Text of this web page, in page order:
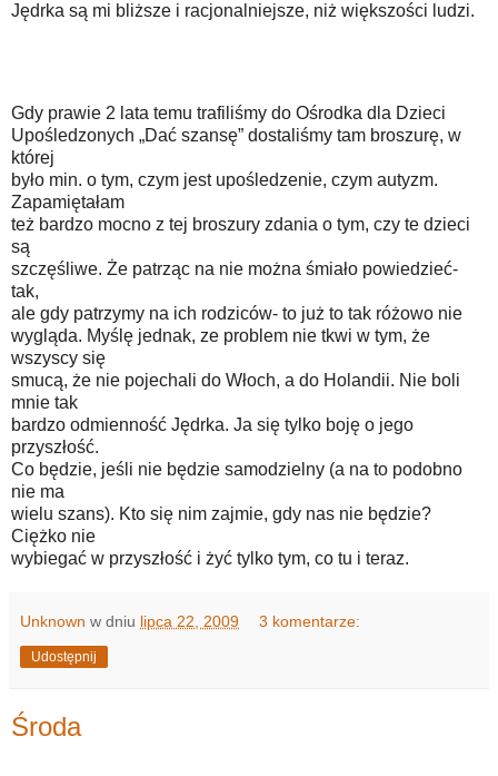
Jędrka są mi bliższe i racjonalniejsze, niż większości ludzi.
Gdy prawie 2 lata temu trafiliśmy do Ośrodka dla Dzieci
Upośledzonych „Dać szansę” dostaliśmy tam broszurę, w
której
było min. o tym, czym jest upośledzenie, czym autyzm.
Zapamiętałam
też bardzo mocno z tej broszury zdania o tym, czy te dzieci
są
szczęśliwe. Że patrząc na nie można śmiało powiedzieć-
tak,
ale gdy patrzymy na ich rodziców- to już to tak różowo nie
wygląda. Myślę jednak, ze problem nie tkwi w tym, że
wszyscy się
smucą, że nie pojechali do Włoch, a do Holandii. Nie boli
mnie tak
bardzo odmienność Jędrka. Ja się tylko boję o jego
przyszłość.
Co będzie, jeśli nie będzie samodzielny (a na to podobno
nie ma
wielu szans). Kto się nim zajmie, gdy nas nie będzie?
Ciężko nie
wybiegać w przyszłość i żyć tylko tym, co tu i teraz.
Unknown w dniu lipca 22, 2009 3 komentarze:
Udostępnij
Środa